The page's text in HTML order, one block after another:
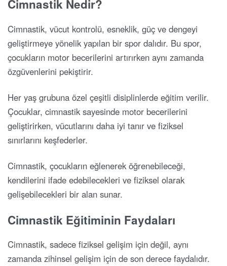
Cimnastik Nedir?
Cimnastik, vücut kontrolü, esneklik, güç ve dengeyi
geliştirmeye yönelik yapılan bir spor dalıdır. Bu spor,
çocukların motor becerilerini artırırken aynı zamanda
özgüvenlerini pekiştirir.
Her yaş grubuna özel çeşitli disiplinlerde eğitim verilir.
Çocuklar, cimnastik sayesinde motor becerilerini
geliştirirken, vücutlarını daha iyi tanır ve fiziksel
sınırlarını keşfederler.
Cimnastik, çocukların eğlenerek öğrenebileceği,
kendilerini ifade edebilecekleri ve fiziksel olarak
gelişebilecekleri bir alan sunar.
Cimnastik Eğitiminin Faydaları
Cimnastik, sadece fiziksel gelişim için değil, aynı
zamanda zihinsel gelişim için de son derece faydalıdır.